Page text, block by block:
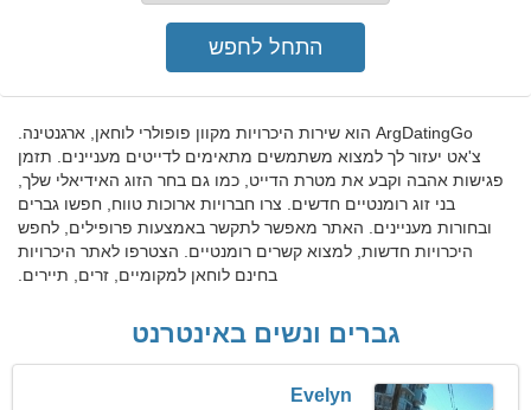
ArgDatingGo הוא שירות היכרויות מקוון פופולרי לוחאן, ארגנטינה.
צ'אט יעזור לך למצוא משתמשים מתאימים לדייטים מעניינים. תזמן
פגישות אהבה וקבע את מטרת הדייט, כמו גם בחר הזוג האידיאלי שלך,
בני זוג רומנטיים חדשים. צרו חברויות ארוכות טווח, חפשו גברים
ובחורות מעניינים. האתר מאפשר לתקשר באמצעות פרופילים, לחפש
היכרויות חדשות, למצוא קשרים רומנטיים. הצטרפו לאתר היכרויות
בחינם לוחאן למקומיים, זרים, תיירים.
גברים ונשים באינטרנט
Evelyn